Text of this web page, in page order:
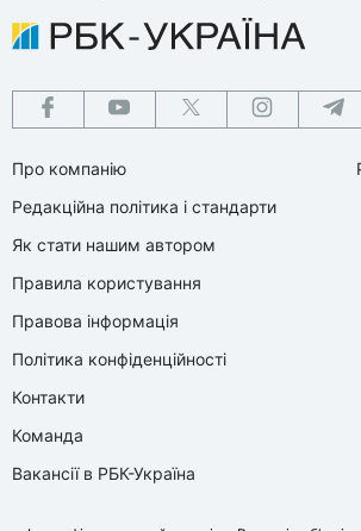
Про компанію
Редакційна політика і стандарти
Як стати нашим автором
Правила користування
Правова інформація
Політика конфіденційності
Контакти
Команда
Вакансії в РБК-Україна